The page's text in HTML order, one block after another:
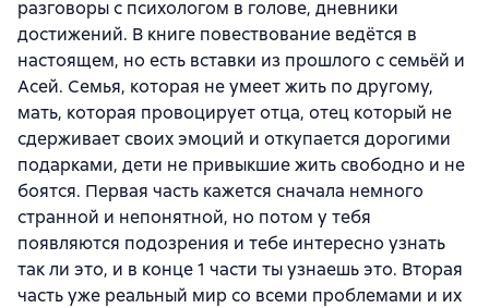
разговоры с психологом в голове, дневники
достижений. В книге повествование ведётся в
настоящем, но есть вставки из прошлого с семьёй и
Асей. Семья, которая не умеет жить по другому,
мать, которая провоцирует отца, отец который не
сдерживает своих эмоций и откупается дорогими
подарками, дети не привыкшие жить свободно и не
боятся. Первая часть кажется сначала немного
странной и непонятной, но потом у тебя
появляются подозрения и тебе интересно узнать
так ли это, и в конце 1 части ты узнаешь это. Вторая
часть уже реальный мир со всеми проблемами и их